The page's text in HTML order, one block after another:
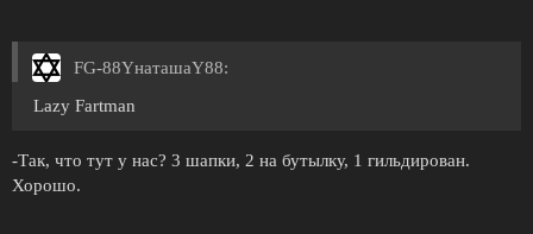
FG-88YнаташаY88:
Lazy Fartman
-Так, что тут у нас? 3 шапки, 2 на бутылку, 1 гильдирован.
Хорошо.